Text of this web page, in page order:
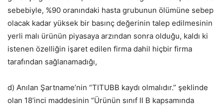
sebebiyle, %90 oranındaki hasta grubunun ölümüne sebep
olacak kadar yüksek bir basınç değerinin talep edilmesinin
yerli malı ürünün piyasaya arzından sonra olduğu, kaldı ki
istenen özelliğin işaret edilen firma dahil hiçbir firma
tarafından sağlanamadığı,
d) Anılan Şartname’nin “TITUBB kaydı olmalıdır.” şeklinde
olan 18’inci maddesinin “Ürünün sınıf II B kapsamında